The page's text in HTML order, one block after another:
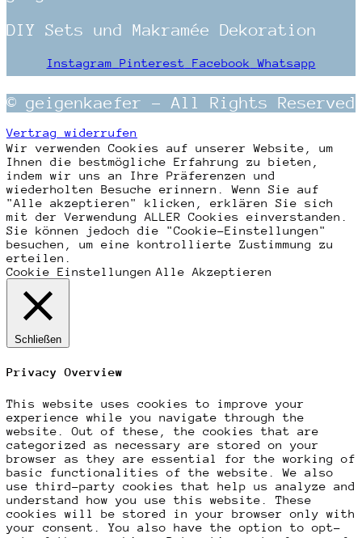
DIY Sets und Makramée Dekoration
Instagram Pinterest Facebook Whatsapp
© geigenkaefer – All Rights Reserved
Vertrag widerrufen
Wir verwenden Cookies auf unserer Website, um
Ihnen die bestmögliche Erfahrung zu bieten,
indem wir uns an Ihre Präferenzen und
wiederholten Besuche erinnern. Wenn Sie auf
"Alle akzeptieren" klicken, erklären Sie sich
mit der Verwendung ALLER Cookies einverstanden.
Sie können jedoch die "Cookie-Einstellungen"
besuchen, um eine kontrollierte Zustimmung zu
erteilen.
Cookie Einstellungen Alle Akzeptieren
Schließen
Privacy Overview
This website uses cookies to improve your
experience while you navigate through the
website. Out of these, the cookies that are
categorized as necessary are stored on your
browser as they are essential for the working of
basic functionalities of the website. We also
use third-party cookies that help us analyze and
understand how you use this website. These
cookies will be stored in your browser only with
your consent. You also have the option to opt-